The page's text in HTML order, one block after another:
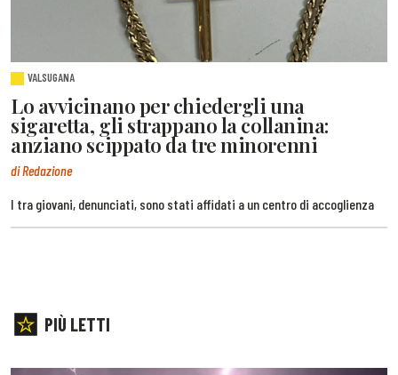
VALSUGANA
Lo avvicinano per chiedergli una
sigaretta, gli strappano la collanina:
anziano scippato da tre minorenni
di Redazione
I tra giovani, denunciati, sono stati affidati a un centro di accoglienza
PIÙ LETTI